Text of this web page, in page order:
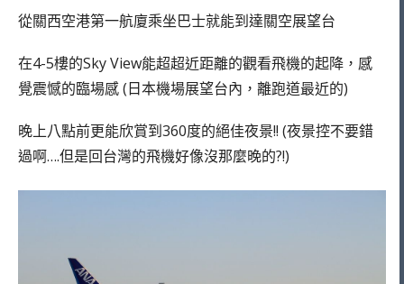
從關西空港第一航廈乘坐巴士就能到達關空展望台
在4-5樓的Sky View能超超近距離的觀看飛機的起降，感
覺震憾的臨場感 (日本機場展望台內，離跑道最近的)
晚上八點前更能欣賞到360度的絕佳夜景!! (夜景控不要錯
過啊….但是回台灣的飛機好像沒那麼晚的?!)